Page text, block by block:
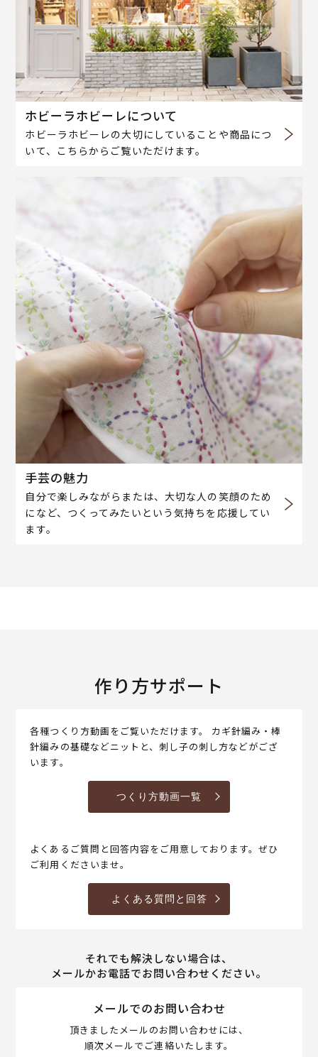
ホビーラホビーレについて
ホビーラホビーレの大切にしていることや商品につ
いて、こちらからご覧いただけます。
手芸の魅力
自分で楽しみながらまたは、大切な人の笑顔のため
になど、つくってみたいという気持ちを応援してい
ます。
作り方サポート
各種つくり方動画をご覧いただけます。 カギ針編み・棒
針編みの基礎などニットと、刺し子の刺し方などがござ
います。
つくり方動画一覧
よくあるご質問と回答内容をご用意しております。ぜひ
ご利用くださいませ。
よくある質問と回答
それでも解決しない場合は、
メールかお電話でお問い合わせください。
メールでのお問い合わせ
頂きましたメールのお問い合わせには、
順次メールでご連絡いたします。